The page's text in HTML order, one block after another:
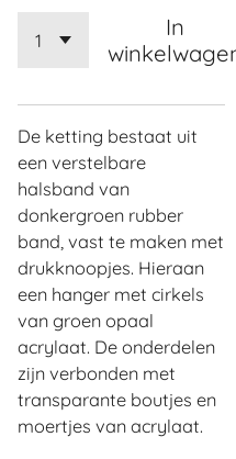
In
De ketting bestaat uit
een verstelbare
halsband van
donkergroen rubber
band, vast te maken met
drukknoopjes. Hieraan
een hanger met cirkels
van groen opaal
acrylaat. De onderdelen
zijn verbonden met
transparante boutjes en
moertjes van acrylaat.